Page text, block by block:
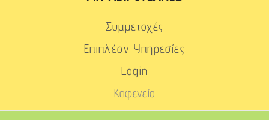
Συμμετοχές
Επιπλέον Υπηρεσίες
Login
Καφενείο